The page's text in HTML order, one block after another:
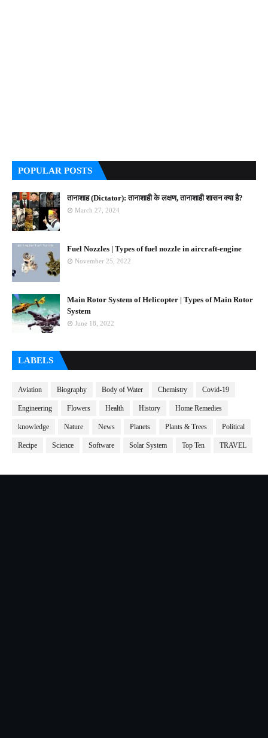
POPULAR POSTS
तानाशाह (Dictator): तानाशाही के लक्षण, तानाशाही शासन क्या है?
March 27, 2024
Fuel Nozzles | Types of fuel nozzle in aircraft-engine
November 25, 2022
Main Rotor System of Helicopter | Types of Main Rotor
System
June 18, 2022
LABELS
Aviation Biography Body of Water Chemistry Covid-19
Engineering Flowers Health History Home Remedies
knowledge Nature News Planets Plants & Trees Political
Recipe Science Software Solar System Top Ten TRAVEL